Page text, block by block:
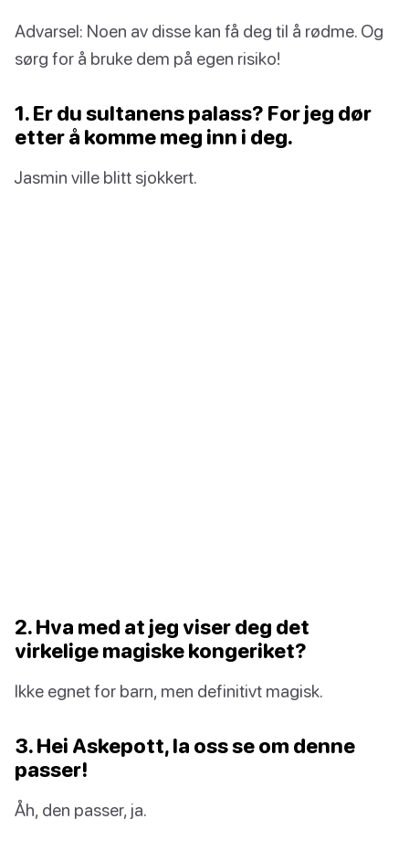
Advarsel: Noen av disse kan få deg til å rødme. Og
sørg for å bruke dem på egen risiko!
1. Er du sultanens palass? For jeg dør
etter å komme meg inn i deg.
Jasmin ville blitt sjokkert.
2. Hva med at jeg viser deg det
virkelige magiske kongeriket?
Ikke egnet for barn, men definitivt magisk.
3. Hei Askepott, la oss se om denne
passer!
Åh, den passer, ja.